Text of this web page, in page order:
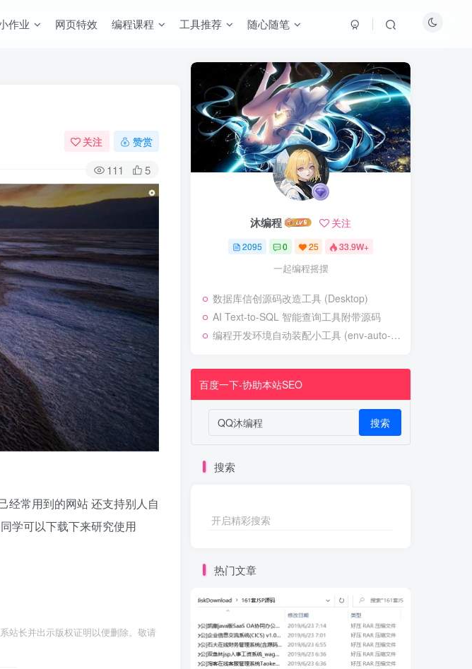
作业 网页特效 编程课程 工具推荐 随心随笔
关注 赞赏
111 5
经常用到的网站 还支持别人自
学可以下载下来研究使用
站长并出示版权证明以便删除。敬请
沐编程 关注
2095 0 25 33.9W+
一起编程摇摆
数据库信创源码改造工具 (Desktop)
AI Text-to-SQL 智能查询工具附带源码
编程开发环境自动装配小工具 (env-auto-setup)
百度一下-协助本站SEO
搜索
搜索
开启精彩搜索
热门文章